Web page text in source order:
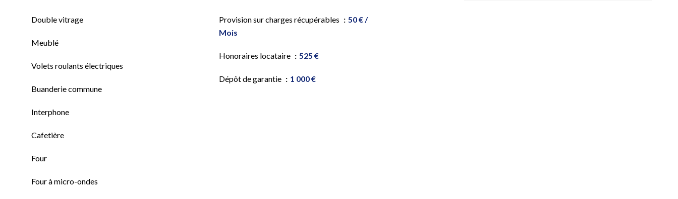
Double vitrage
Meublé
Volets roulants électriques
Buanderie commune
Interphone
Cafetière
Four
Four à micro-ondes
Provision sur charges récupérables
50 € /
Mois
Honoraires locataire 525 €
Dépôt de garantie 1 000 €